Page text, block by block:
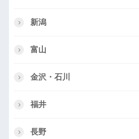
新潟
富山
金沢・石川
福井
長野